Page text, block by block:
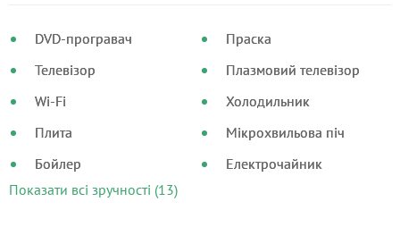
DVD-програвач
Телевізор
Wi-Fi
Плита
Бойлер
Праска
Плазмовий телевізор
Холодильник
Мікрохвильова піч
Електрочайник
Показати всі зручності (13)